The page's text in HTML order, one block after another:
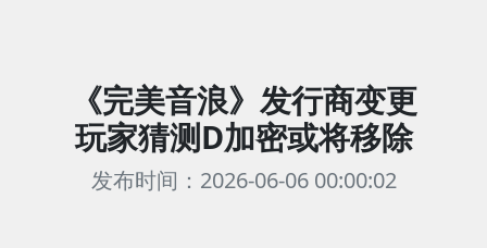
《完美音浪》发行商变更
玩家猜测D加密或将移除
发布时间：2026-06-06 00:00:02